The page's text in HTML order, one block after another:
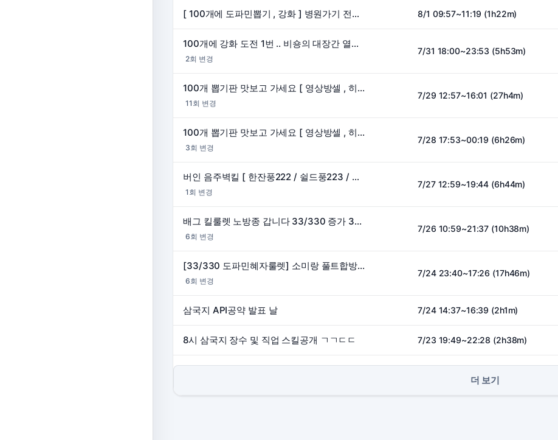
[ 100개에 도파민뽑기 , 강화 ] 병원가기 전에 짧게.. 8/1 09:57~11:19 (1h22m)
100개에 강화 도전 1번 .. 비숑의 대장간 열었습니다 [ 8강가면 오리지널비숑방셀 ]
2회 변경
7/31 18:00~23:53 (5h53m)
100개 뽑기판 맛보고 가세요 [ 영상방셀 , 히든비키니방셀 등등..] 15층 가고싶습니다
11회 변경
7/29 12:57~16:01 (27h4m)
100개 뽑기판 맛보고 가세요 [ 영상방셀 , 히든비키니방셀 등등..] 13층 가고싶습니다
3회 변경
7/28 17:53~00:19 (6h26m)
버인 음주벽킬 [ 한잔풍222 / 쉴드풍223 / 전체잔 각방 250 ]
1회 변경
7/27 12:59~19:44 (6h44m)
배그 킬룰렛 노방종 갑니다 33/330 증가 340 감소
6회 변경
7/26 10:59~21:37 (10h38m)
[33/330 도파민혜자룰렛] 소미랑 풀트합방 #몸치주의
6회 변경
7/24 23:40~17:26 (17h46m)
삼국지 API공약 발표 날 7/24 14:37~16:39 (2h1m)
8시 삼국지 장수 및 직업 스킬공개 ㄱㄱㄷㄷ 7/23 19:49~22:28 (2h38m)
더 보기